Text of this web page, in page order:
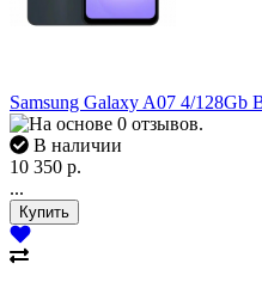
Samsung Galaxy A07 4/128Gb
В наличии
10 350 р.
...